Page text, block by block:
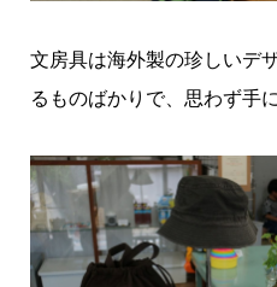
文房具は海外製の珍しいデ
るものばかりで、思わず手